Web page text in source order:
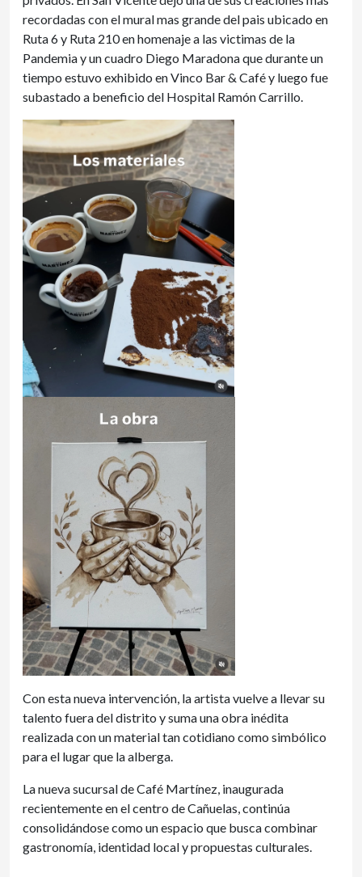
recordadas con el mural mas grande del pais ubicado en
Ruta 6 y Ruta 210 en homenaje a las victimas de la
Pandemia y un cuadro Diego Maradona que durante un
tiempo estuvo exhibido en Vinco Bar & Café y luego fue
subastado a beneficio del Hospital Ramón Carrillo.
Con esta nueva intervención, la artista vuelve a llevar su
talento fuera del distrito y suma una obra inédita
realizada con un material tan cotidiano como simbólico
para el lugar que la alberga.
La nueva sucursal de Café Martínez, inaugurada
recientemente en el centro de Cañuelas, continúa
consolidándose como un espacio que busca combinar
gastronomía, identidad local y propuestas culturales.